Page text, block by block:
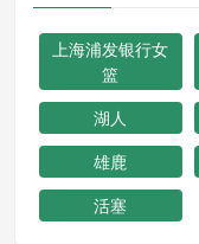
上海浦发银行女
篮
湖人
雄鹿
活塞